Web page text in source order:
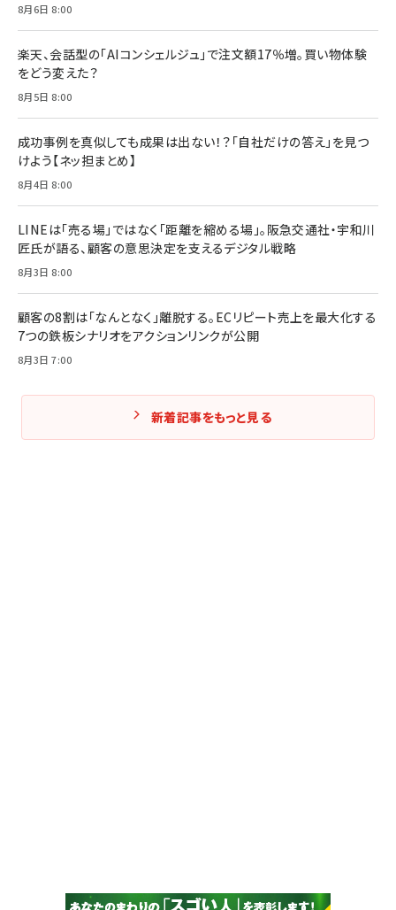
8月6日 8:00
楽天、会話型の「AIコンシェルジュ」で注文額17％増。買い物体験
をどう変えた？
8月5日 8:00
成功事例を真似しても成果は出ない！？「自社だけの答え」を見つ
けよう【ネッ担まとめ】
8月4日 8:00
LINEは「売る場」ではなく「距離を縮める場」。阪急交通社・宇和川
匠氏が語る、顧客の意思決定を支えるデジタル戦略
8月3日 8:00
顧客の8割は「なんとなく」離脱する。ECリピート売上を最大化する
7つの鉄板シナリオをアクションリンクが公開
8月3日 7:00
新着記事をもっと見る